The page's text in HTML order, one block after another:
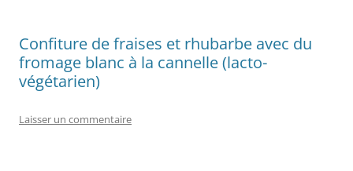
Confiture de fraises et rhubarbe avec du
fromage blanc à la cannelle (lacto-
végétarien)
Laisser un commentaire